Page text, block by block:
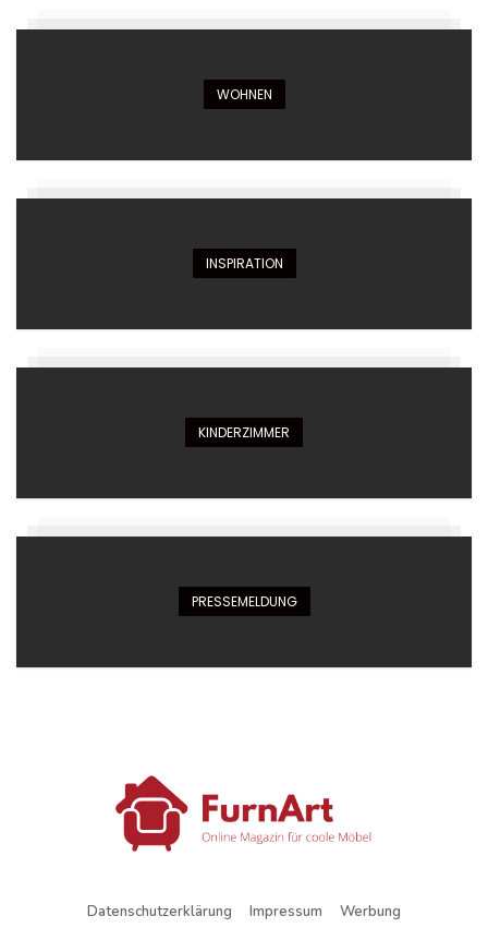
WOHNEN
INSPIRATION
KINDERZIMMER
PRESSEMELDUNG
Datenschutzerklärung Impressum Werbung